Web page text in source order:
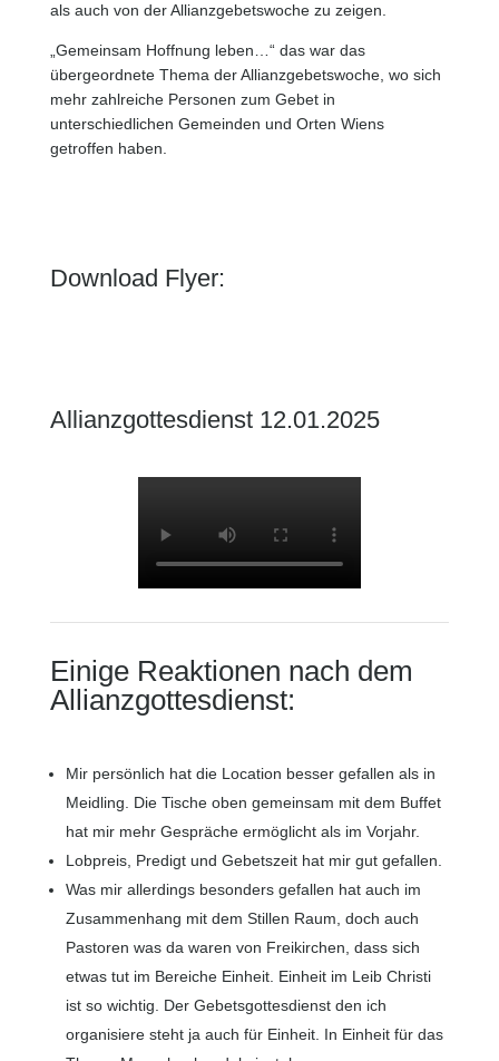
als auch von der Allianzgebetswoche zu zeigen.
„Gemeinsam Hoffnung leben…“ das war das
übergeordnete Thema der Allianzgebetswoche, wo sich
mehr zahlreiche Personen zum Gebet in
unterschiedlichen Gemeinden und Orten Wiens
getroffen haben.
Download Flyer:
Allianzgottesdienst 12.01.2025
Einige Reaktionen nach dem
Allianzgottesdienst:
Mir persönlich hat die Location besser gefallen als in
Meidling. Die Tische oben gemeinsam mit dem Buffet
hat mir mehr Gespräche ermöglicht als im Vorjahr.
Lobpreis, Predigt und Gebetszeit hat mir gut gefallen.
Was mir allerdings besonders gefallen hat auch im
Zusammenhang mit dem Stillen Raum, doch auch
Pastoren was da waren von Freikirchen, dass sich
etwas tut im Bereiche Einheit. Einheit im Leib Christi
ist so wichtig. Der Gebetsgottesdienst den ich
organisiere steht ja auch für Einheit. In Einheit für das